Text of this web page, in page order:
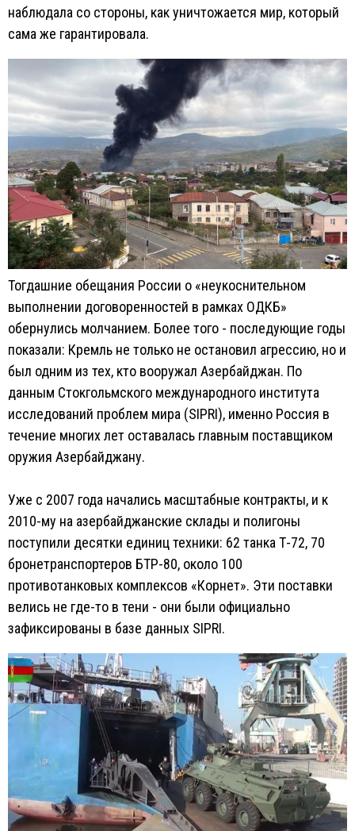
наблюдала со стороны, как уничтожается мир, который
сама же гарантировала.
Тогдашние обещания России о «неукоснительном
выполнении договоренностей в рамках ОДКБ»
обернулись молчанием. Более того - последующие годы
показали: Кремль не только не остановил агрессию, но и
был одним из тех, кто вооружал Азербайджан. По
данным Стокгольмского международного института
исследований проблем мира (SIPRI), именно Россия в
течение многих лет оставалась главным поставщиком
оружия Азербайджану.
Уже с 2007 года начались масштабные контракты, и к
2010-му на азербайджанские склады и полигоны
поступили десятки единиц техники: 62 танка Т-72, 70
бронетранспортеров БТР-80, около 100
противотанковых комплексов «Корнет». Эти поставки
велись не где-то в тени - они были официально
зафиксированы в базе данных SIPRI.